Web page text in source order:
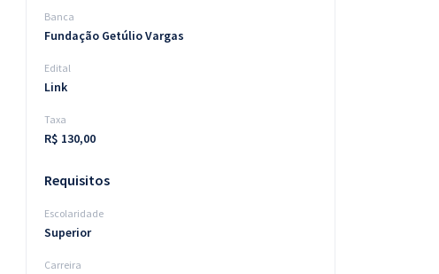
Banca
Fundação Getúlio Vargas
Edital
Link
Taxa
R$ 130,00
Requisitos
Escolaridade
Superior
Carreira